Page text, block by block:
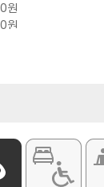
원
원